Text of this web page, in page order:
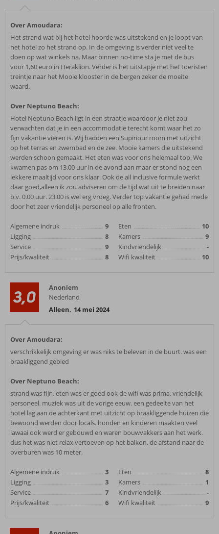
Over Amoudara:
Het strand wat bij het hotel hoorde was uitstekend en je loopt van
het hotel zo het strand op. In de omgeving is verder niet veel te
doen op wat winkels na. Maar binnen no-time sta je met de bus
voor 1,60 euro in Heraklion. Verder is het uitstapje met het toeristen
treintje naar het Mooie klooster in de bergen zeker de moeite
waard.
Over Neptuno Beach:
Hotel Neptuno Beach ligt in een straatje waardoor je niet zou
verwachten dat je in een accommodatie terecht komt waar het zo
fijn vakantie vieren is. Wij hadden een Supiriour room met uitzicht
op het terras en zwembad en de zee. Mooie kamers die uitstekend
werden schoon gemaakt. Het eten was voor ons helemaal top. We
kwamen pas om 13.00 uur in de avond aan maar er stond nog een
lekkere maaltijd voor ons klaar. Ook de all inclusive formule werkt
daar goed,alleen ik zou adviseren om de tijd wat uit te breiden naar
b.v. 0.00 uur. 23.00 is wel erg vroeg. Verder top vakantie gehad mede
door het zeer vriendelijk personeel op alle fronten.
Algemene indruk
9
Ligging
8
Service
9
Prijs/kwaliteit
8
Eten
10
Kamers
9
Kindvriendelijk
-
Wifi kwaliteit
10
3,0
Anoniem
Nederland
Alleen, 14 mei 2024
Over Amoudara:
verschrikkelijk omgeving er was niks te beleven in de buurt. was een
braakliggend gebied
Over Neptuno Beach:
strand was fijn. eten was er goed ook de wifi was prima. vriendelijk
personeel. muziek was uit de vorige eeuw. een gedeelte van het
hotel lag aan de achterkant met uitzicht op braakliggende huizen die
bewoond werden door locals. honden en kinderen maakten veel
lawaai ook werd er gebouwd en waren bouwvakkers aan het werk.
dus het was niet relax vertoeven op het balkon. de afstand naar de
overburen was 10 meter.
Algemene indruk
3
Ligging
3
Service
7
Prijs/kwaliteit
6
Eten
8
Kamers
1
Kindvriendelijk
-
Wifi kwaliteit
9